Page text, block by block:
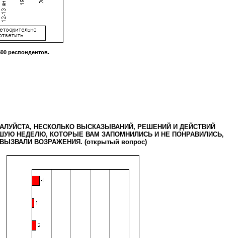
респондентов.
НЕСКОЛЬКО ВЫСКАЗЫВАНИЙ, РЕШЕНИЙ И ДЕЙСТВИЙ
НЕДЕЛЮ, КОТОРЫЕ ВАМ ЗАПОМНИЛИСЬ И НЕ ПОНРАВИЛИСЬ,
ВЫЗВАЛИ ВОЗРАЖЕНИЯ. (открытый вопрос)